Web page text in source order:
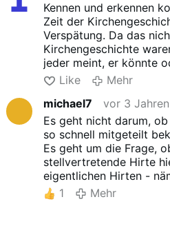
Kennen und erkennen
Zeit der
Verspätung. Da das
Kirchengeschichte
jeder meint, er könnte
schließe ich, daß es auf
zwingend ankommt.
Like
Mehr
michael7
vor 3 Jahren
Es geht nicht darum,
so schnell mitgeteilt
Es geht um die Frage,
stellvertretende Hirte
eigentlichen Hirten -
soll oder darf: "Du bist
Vgl. Joh 10,5: "Einem
Herde Christi) "nicht.
1 Mehr